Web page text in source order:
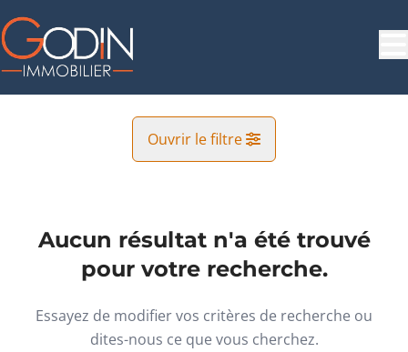
Ouvrir le filtre
Herstal (4040) Remove
Bureaux Remove
Vue de la carte
Recherche Trier par
Aucun résultat n'a été trouvé
pour votre recherche.
Essayez de modifier vos critères de recherche ou
dites-nous ce que vous cherchez.